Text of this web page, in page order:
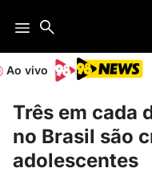
Ao vivo
Três em cada
no Brasil são
adolescentes